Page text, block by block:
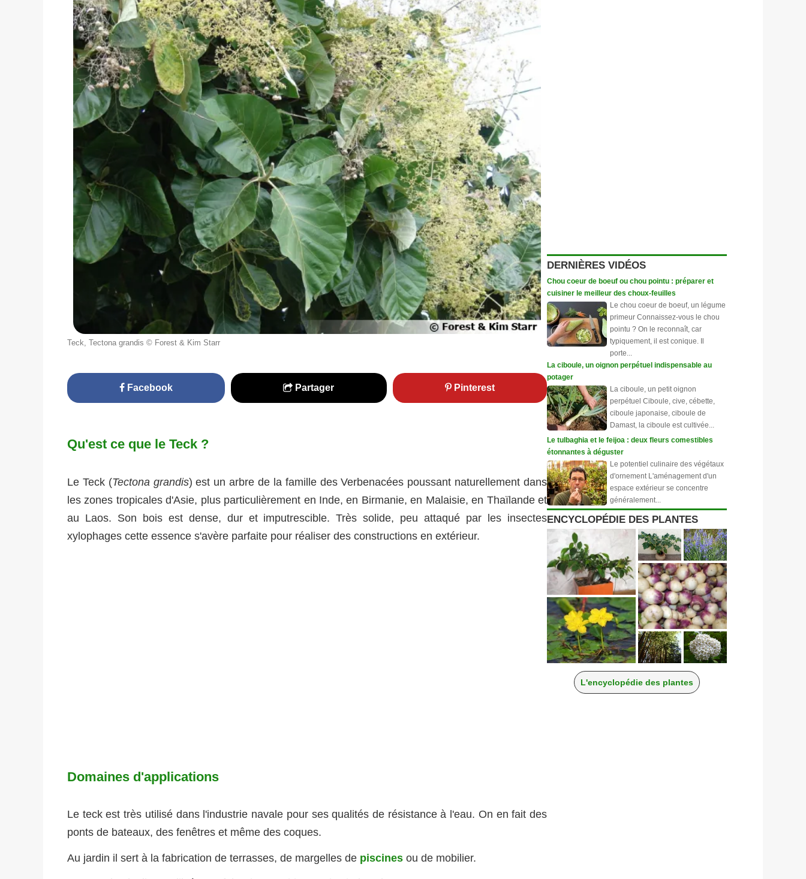
Teck, Tectona grandis © Forest & Kim Starr
Facebook Partager Pinterest
Qu'est ce que le Teck ?
Le Teck (Tectona grandis) est un arbre de la famille des Verbenacées poussant naturellement dans
les zones tropicales d'Asie, plus particulièrement en Inde, en Birmanie, en Malaisie, en Thaïlande et
au Laos. Son bois est dense, dur et imputrescible. Très solide, peu attaqué par les insectes
xylophages cette essence s'avère parfaite pour réaliser des constructions en extérieur.
Domaines d'applications
Le teck est très utilisé dans l'industrie navale pour ses qualités de résistance à l'eau. On en fait des
ponts de bateaux, des fenêtres et même des coques.
Au jardin il sert à la fabrication de terrasses, de margelles de piscines ou de mobilier.
DERNIÈRES VIDÉOS
Chou coeur de boeuf ou chou pointu : préparer et
cuisiner le meilleur des choux-feuilles
Le chou coeur de boeuf, un légume
primeur Connaissez-vous le chou
pointu ? On le reconnaît, car
typiquement, il est conique. Il
porte...
La ciboule, un oignon perpétuel indispensable au
potager
La ciboule, un petit oignon
perpétuel Ciboule, cive, cébette,
ciboule japonaise, ciboule de
Damast, la ciboule est cultivée...
Le tulbaghia et le feijoa : deux fleurs comestibles
étonnantes à déguster
Le potentiel culinaire des végétaux
d'ornement L'aménagement d'un
espace extérieur se concentre
généralement...
ENCYCLOPÉDIE DES PLANTES
L'encyclopédie des plantes